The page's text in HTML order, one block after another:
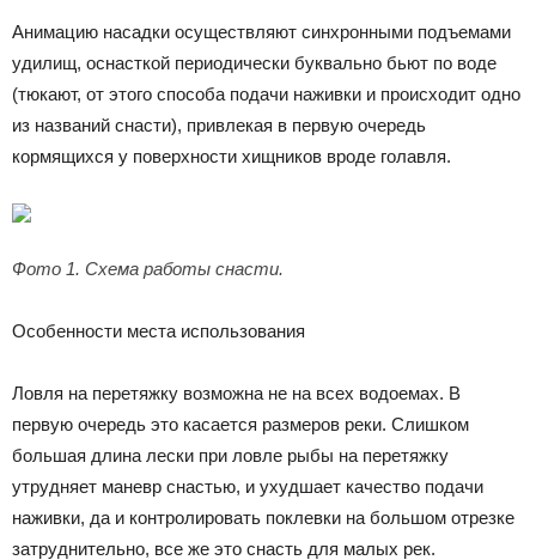
Анимацию насадки осуществляют синхронными подъемами
удилищ, оснасткой периодически буквально бьют по воде
(тюкают, от этого способа подачи наживки и происходит одно
из названий снасти), привлекая в первую очередь
кормящихся у поверхности хищников вроде голавля.
Фото 1. Схема работы снасти.
Особенности места использования
Ловля на перетяжку возможна не на всех водоемах. В
первую очередь это касается размеров реки. Слишком
большая длина лески при ловле рыбы на перетяжку
утрудняет маневр снастью, и ухудшает качество подачи
наживки, да и контролировать поклевки на большом отрезке
затруднительно, все же это снасть для малых рек.